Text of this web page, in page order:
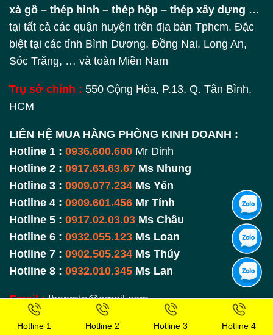
xà gồ – thép hình – thép hộp – thép xây dựng …
tại tất cả các quận huyện trên địa bàn Tphcm. Đặc
biệt tại các tỉnh Bình Dương, Đồng Nai, Long An,
Sóc Trăng, … và toàn Miền Nam
Trụ sở chính : 550 Cộng Hòa, P.13, Q. Tân Bình,
HCM
LIÊN HỆ MUA HÀNG PHÒNG KINH DOANH :
Hotline 1 : 0936.600.600 Mr Dinh
Hotline 2 : 0917.63.63.67 Ms Nhung
Hotline 3 : 0909.077.234 Ms Yến
Hotline 4 : 0909.601.456 Mr Tính
Hotline 5 : 0917.02.03.03 Ms Châu
Hotline 6 : 0932.055.123 Ms Loan
Hotline 7 : 0902.505.234 Ms Thúy
Hotline 8 : 0932.010.345 Ms Lan
Email :thepmtp@gmail.com –
satmanhtienphat@gmail.com
Hotline 1 Hotline 2 Hotline 3 Hotline 4